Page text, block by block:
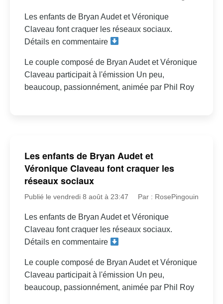
Les enfants de Bryan Audet et Véronique
Claveau font craquer les réseaux sociaux.
Détails en commentaire
Le couple composé de Bryan Audet et Véronique
Claveau participait à l'émission Un peu,
beaucoup, passionnément, animée par Phil Roy
Les enfants de Bryan Audet et
Véronique Claveau font craquer les
réseaux sociaux
Publié le vendredi 8 août à 23:47 Par : RosePingouin
Les enfants de Bryan Audet et Véronique
Claveau font craquer les réseaux sociaux.
Détails en commentaire
Le couple composé de Bryan Audet et Véronique
Claveau participait à l'émission Un peu,
beaucoup, passionnément, animée par Phil Roy